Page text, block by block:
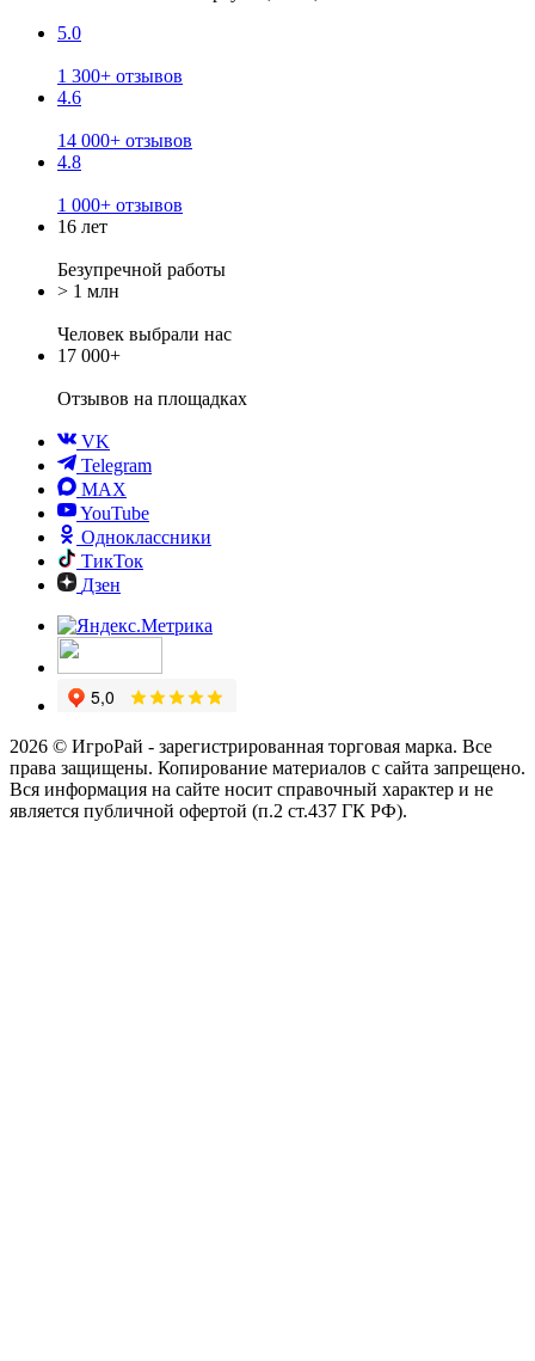
5.0
1 300+ отзывов
4.6
14 000+ отзывов
4.8
1 000+ отзывов
16 лет
Безупречной работы
> 1 млн
Человек выбрали нас
17 000+
Отзывов на площадках
VK
Telegram
MAX
YouTube
Одноклассники
ТикТок
Дзен
2026 © ИгроРай - зарегистрированная торговая марка. Все
права защищены. Копирование материалов с сайта запрещено.
Вся информация на сайте носит справочный характер и не
является публичной офертой (п.2 ст.437 ГК РФ).